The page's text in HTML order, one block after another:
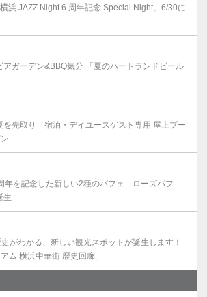
浜 JAZZ Night 6 周年記念 Special Night」6/30に
ガーデン&BBQ気分 「夏のハートランドビール
を先取り 宿泊・デイユースゲスト専用 屋上プー
年を記念した新しい2種のパフェ ローズパフ
生
がわかる、新しい観光スポットが誕生します！
ム 横浜中華街 歴史回廊」